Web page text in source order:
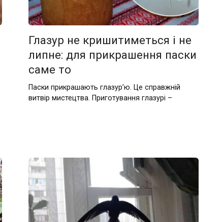
Глазур не кришитиметься і не
липне: для прикрашення паски
саме то
Паски прикрашають глазур’ю. Це справжній
витвір мистецтва. Приготування глазурі –